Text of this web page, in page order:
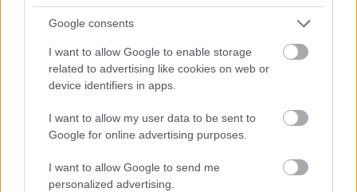
Google consents
I want to allow Google to enable storage
related to advertising like cookies on web or
device identifiers in apps.
I want to allow my user data to be sent to
Google for online advertising purposes.
I want to allow Google to send me
personalized advertising.
AC MilanvsManchester United
ELŐZŐ MÉRKŐZÉSEK
Támogatás
Támogasd adományoddal
a ManUtdFanatics.hu működését!